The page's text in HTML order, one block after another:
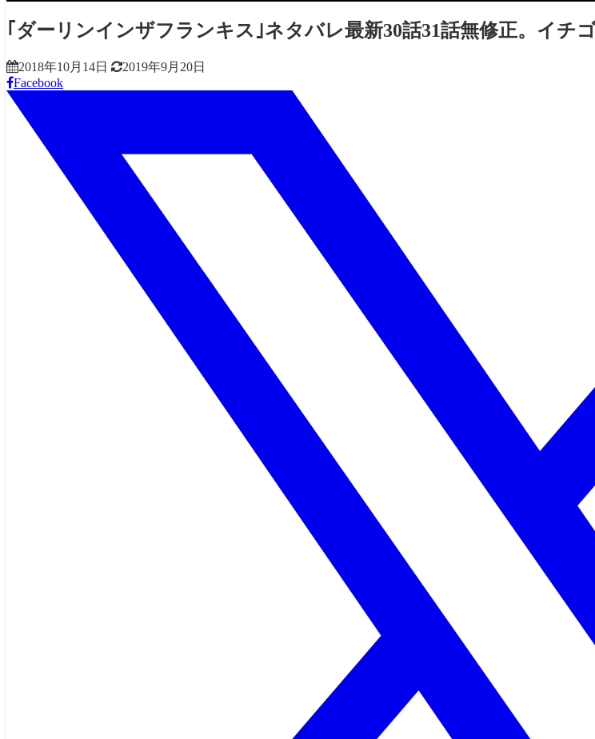
｢ダーリンインザフランキス｣ネタバレ最新30話31話無修正。イチ
2018年10月14日
2019年9月20日
Facebook